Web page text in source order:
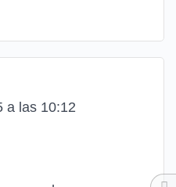
a las 10:12